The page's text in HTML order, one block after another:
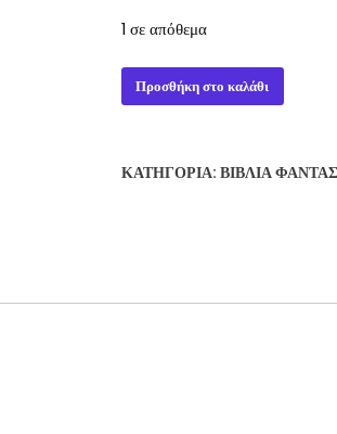
1 σε απόθεμα
TIME
SPIKE
FLINT
Προσθήκη στο καλάθι
ΚΑΤΗΓΟΡΊΑ: ΒΙΒΛΊΑ